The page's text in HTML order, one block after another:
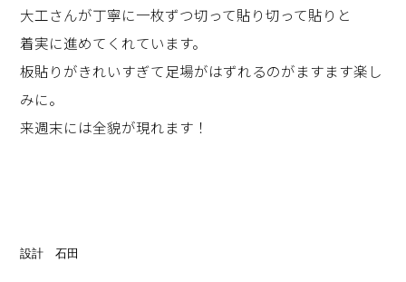
大工さんが丁寧に一枚ずつ切って貼り切って貼りと
着実に進めてくれています。
板貼りがきれいすぎて足場がはずれるのがますます楽し
みに。
来週末には全貌が現れます！
設計　石田